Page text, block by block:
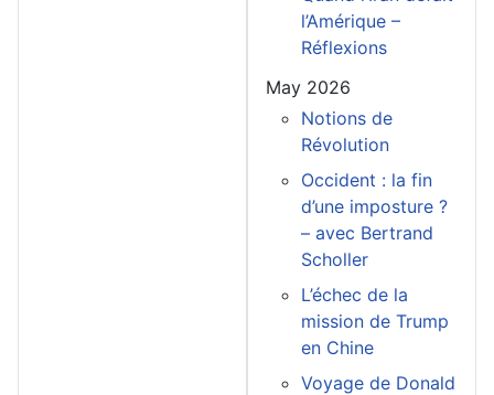
l’Amérique –
Réflexions
May 2026
Notions de
Révolution
Occident : la fin
d’une imposture ?
– avec Bertrand
Scholler
L’échec de la
mission de Trump
en Chine
Voyage de Donald